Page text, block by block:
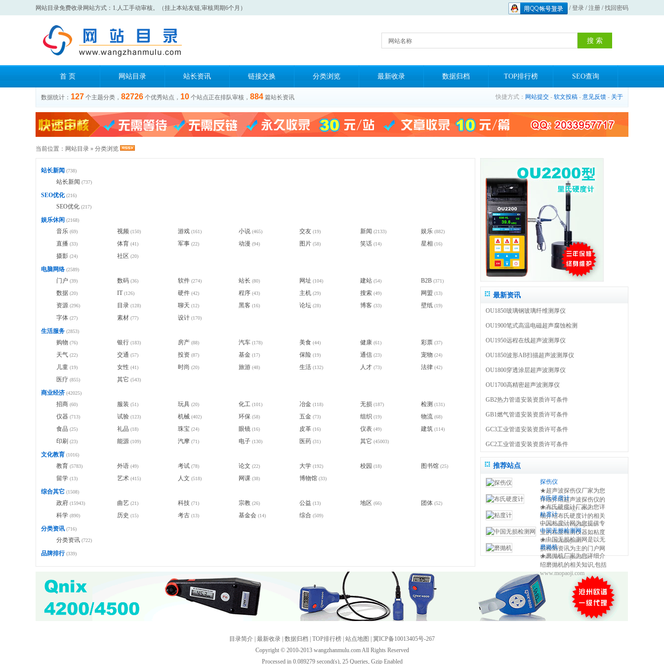
网站目录免费收录网站方式：1.人工手动审核。（挂上本站友链,审核周期6个月） /登录 /注册 /找回密码
网站名称
首 页 网站目录 站长资讯 链接交换 分类浏览 最新收录 数据归档 TOP排行榜 SEO查询
数据统计： 127 个主题分类， 82726 个优秀站点， 10 个站点正在排队审核， 884 篇站长资讯 快捷方式： 网站提交 - 软文投稿 - 意见反馈 - 关于
当前位置： 网站目录 » 分类浏览
站长新闻 (738)
站长新闻 (737)
SEO优化 (216)
SEO优化 (217)
娱乐休闲 (2168)
音乐 (69) 视频 (150) 游戏 (161) 小说 (465) 交友 (19) 新闻 (2133) 娱乐 (882)
直播 (33) 体育 (41) 军事 (22) 动漫 (94) 图片 (58) 笑话 (14) 星相 (16)
摄影 (24) 社区 (20)
电脑网络 (2589)
门户 (39) 数码 (36) 软件 (274) 站长 (80) 网址 (104) 建站 (54) B2B (371)
数据 (20) IT (126) 硬件 (42) 程序 (43) 主机 (29) 搜索 (49) 网盟 (13)
资源 (296) 目录 (128) 聊天 (12) 黑客 (16) 论坛 (28) 博客 (33) 壁纸 (19)
字体 (27) 素材 (77) 设计 (170)
生活服务 (2853)
购物 (76) 银行 (183) 房产 (88) 汽车 (178) 美食 (44) 健康 (61) 彩票 (37)
天气 (22) 交通 (57) 投资 (87) 基金 (17) 保险 (19) 通信 (23) 宠物 (24)
儿童 (19) 女性 (41) 时尚 (20) 旅游 (48) 生活 (132) 人才 (73) 法律 (42)
医疗 (855) 其它 (543)
商业经济 (42025)
招商 (60) 服装 (51) 玩具 (20) 化工 (101) 冶金 (118) 无损 (187) 检测 (131)
仪器 (713) 试验 (123) 机械 (402) 环保 (58) 五金 (73) 组织 (19) 物流 (68)
食品 (25) 礼品 (18) 珠宝 (24) 眼镜 (16) 皮革 (16) 仪表 (49) 建筑 (114)
印刷 (23) 能源 (109) 汽摩 (71) 电子 (130) 医药 (31) 其它 (45003)
文化教育 (1016)
教育 (5783) 外语 (49) 考试 (78) 论文 (22) 大学 (192) 校园 (18) 图书馆 (25)
留学 (13) 艺术 (415) 人文 (518) 网课 (38) 博物馆 (33)
综合其它 (1508)
政府 (15943) 曲艺 (21) 科技 (71) 宗教 (26) 公益 (13) 地区 (66) 团体 (52)
科学 (890) 历史 (15) 考古 (13) 基金会 (14) 综合 (509)
分类资讯 (716)
分类资讯 (722)
品牌排行 (339)
最新资讯
OU1850玻璃钢玻璃纤维测厚仪
OU1900笔式高温电磁超声腐蚀检测
OU1950远程在线超声波测厚仪
OU1850波形AB扫描超声波测厚仪
OU1800穿透涂层超声波测厚仪
OU1700高精密超声波测厚仪
GB2热力管道安装资质许可条件
GB1燃气管道安装资质许可条件
GC3工业管道安装资质许可条件
GC2工业管道安装资质许可条件
推荐站点
探伤仪
★超声波探伤仪厂家为您
详细介绍超声波探伤仪的
相关知识,包括磁粉探伤仪
原理,使用方法,操作注意事
项等,使您更好的了解和使
用便携式探伤设备 0317-
3038768
www.tanshangyi.com
布氏硬度计
★布氏硬度计厂家为您详
细介绍布氏硬度计的相关
知识,包括布氏硬度计原理,
使用方法,使用注意事项,维
修保养等,使您更好的了解
和使用布氏硬度测量仪方
法 0317-3038768
www.bushiyingduji.com
粘度计
中国粘度计网为您提供专
业的粘度检测仪器如粘度
杯,旋转粘度计,手持式粘度
计,斯托默粘度计,温控一体
式粘度计,聚合物粘度计等
粘度检测仪器的产品供应
商信息及技术资讯。
www.nianduji.net
中国无损检测网
★中国无损检测网是以无
损检测资讯为主的门户网
站，提供全面及时的无损
检测设备、无损超声探
伤、无损设备、无损标准
等，设有资讯、标准、展
会、仪器、技术、下载等
20多个内容频道。
www.wusunjiance.net
磨抛机
★磨抛机厂家为您详细介
绍磨抛机的相关知识,包括
磨抛机原理,使用方法,使用
注意事项,维修保养等,使您
更好的了解和使用磨抛机
方法 0317-3038768
www.mopaoji.com
目录简介 最新收录 数据归档 TOP排行榜 站点地图
冀ICP备10013405号-267
Copyright © 2010-2013 wangzhanmulu.com All Rights Reserved
Processed in 0.089279 second(s), 25 Queries, Gzip Enabled